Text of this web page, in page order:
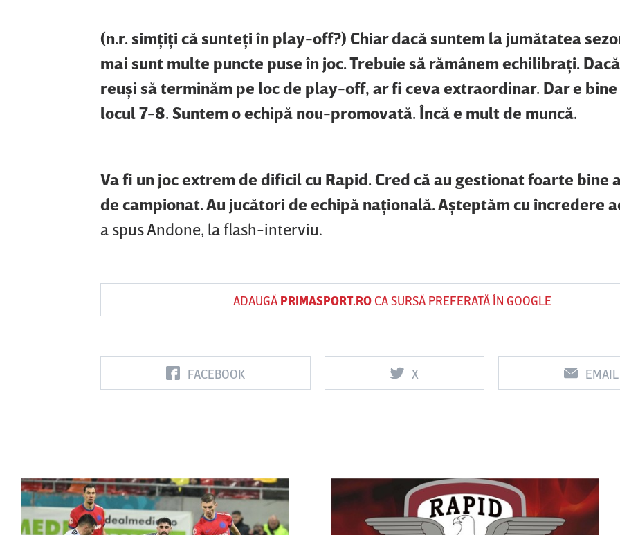
(n.r. simţiţi că sunteţi în play-off?) Chiar dacă suntem la jumătatea
mai sunt multe puncte puse în joc. Trebuie să rămânem echilibraţi.
reuşi să terminăm pe loc de play-off, ar fi ceva extraordinar. Dar e bine
locul 7-8. Suntem o echipă nou-promovată. Încă e mult de muncă.
Va fi un joc extrem de dificil cu Rapid. Cred că au gestionat foarte bine
de campionat. Au jucători de echipă naţională. Aşteptăm cu încredere
a spus Andone, la flash-interviu.
ADAUGĂ PRIMASPORT.ROCA SURSĂ PREFERATĂ ÎN GOOGLE
FACEBOOK X EMAIL